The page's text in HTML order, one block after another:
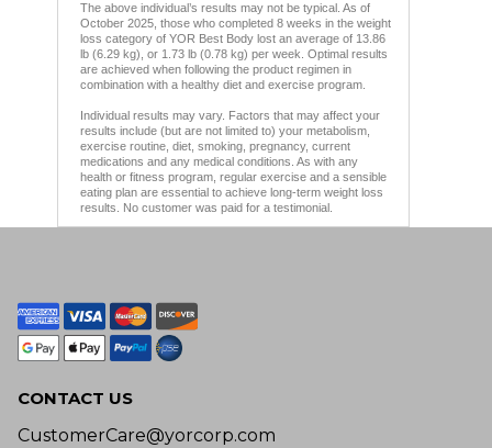
The above individual’s results may not be typical. As of
October 2025, those who completed 8 weeks in the weight
loss category of YOR Best Body lost an average of 13.86
lb (6.29 kg), or 1.73 lb (0.78 kg) per week. Optimal results
are achieved when following the product regimen in
combination with a healthy diet and exercise program.
Individual results may vary. Factors that may affect your
results include (but are not limited to) your metabolism,
exercise routine, diet, smoking, pregnancy, current
medications and any medical conditions. As with any
health or fitness program, regular exercise and a sensible
eating plan are essential to achieve long-term weight loss
results. No customer was paid for a testimonial.
CONTACT US
CustomerCare@yorcorp.com